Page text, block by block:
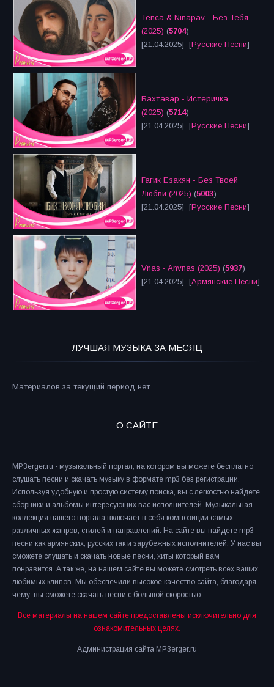
Tenca & Ninapav - Без Тебя
(2025) (5704)
[21.04.2025] [Русские Песни]
Бахтавар - Истеричка
(2025) (5714)
[21.04.2025] [Русские Песни]
Гагик Езакян - Без Твоей
Любви (2025) (5003)
[21.04.2025] [Русские Песни]
Vnas - Anvnas (2025) (5937)
[21.04.2025] [Армянские Песни]
ЛУЧШАЯ МУЗЫКА ЗА МЕСЯЦ
Материалов за текущий период нет.
О САЙТЕ
MP3erger.ru - музыкальный портал, на котором вы можете бесплатно
слушать песни и скачать музыку в формате mp3 без регистрации.
Используя удобную и простую систему поиска, вы с легкостью найдете
сборники и альбомы интересующих вас исполнителей. Музыкальная
коллекция нашего портала включает в себя композиции самых
различных жанров, стилей и направлений. На сайте вы найдете mp3
песни как армянских, русских так и зарубежных исполнителей. У нас вы
сможете слушать и скачать новые песни, хиты который вам
понравится. А так же, на нашем сайте вы можете смотреть всех ваших
любимых клипов. Мы обеспечили высокое качество сайта, благодаря
чему, вы сможете скачать песни с большой скоростью.
Все материалы на нашем сайте предоставлены исключительно для
ознакомительных целях.
Администрация сайта MP3erger.ru